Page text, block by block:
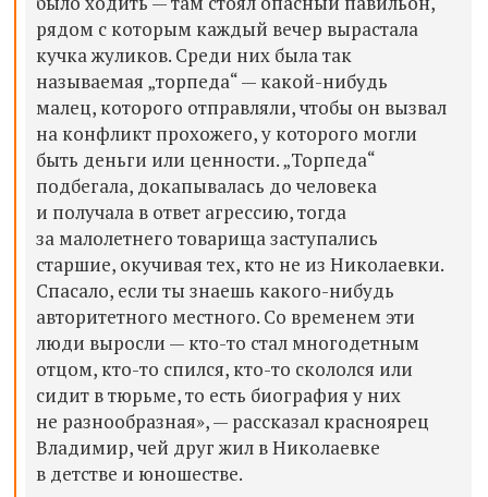
рядом с которым каждый вечер вырастала
кучка жуликов. Среди них была так
называемая „торпеда“ — какой-нибудь
малец, которого отправляли, чтобы он вызвал
на конфликт прохожего, у которого могли
быть деньги или ценности. „Торпеда“
подбегала, докапывалась до человека
и получала в ответ агрессию, тогда
за малолетнего товарища заступались
старшие, окучивая тех, кто не из Николаевки.
Спасало, если ты знаешь какого-нибудь
авторитетного местного. Со временем эти
люди выросли — кто-то стал многодетным
отцом, кто-то спился, кто-то скололся или
сидит в тюрьме, то есть биография у них
не разнообразная», — рассказал красноярец
Владимир, чей друг жил в Николаевке
в детстве и юношестве.